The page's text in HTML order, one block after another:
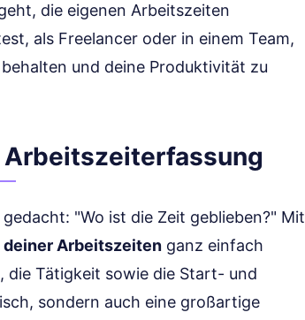
die eigenen Arbeitszeiten
als Freelancer oder in einem Team,
und deine Produktivität zu
Arbeitszeiterfassung
"Wo ist die Zeit geblieben?" Mit
deiner Arbeitszeiten ganz einfach
die Tätigkeit sowie die Start- und
sondern auch eine großartige